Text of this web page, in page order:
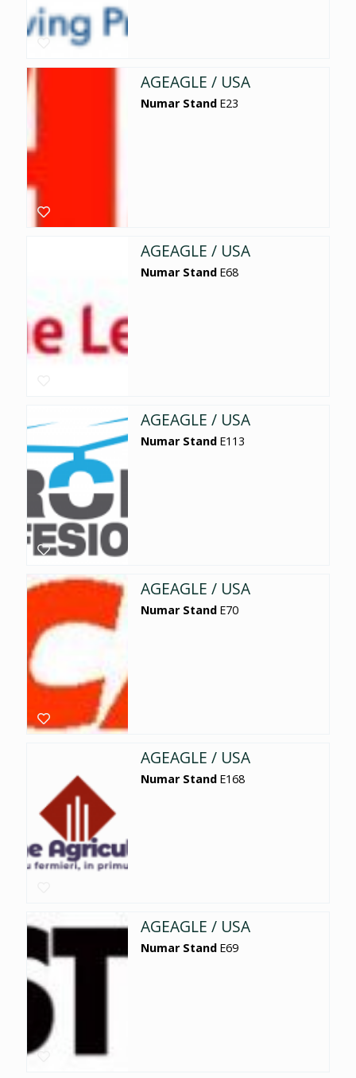
AGEAGLE / USA
Numar Stand E23
AGEAGLE / USA
Numar Stand E68
AGEAGLE / USA
Numar Stand E113
AGEAGLE / USA
Numar Stand E70
AGEAGLE / USA
Numar Stand E168
AGEAGLE / USA
Numar Stand E69